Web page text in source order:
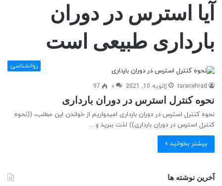
آیا استرس در دوران
بارداری طبیعی است
روانشناسی
taranehrad ژانویه 10, 2021 ۰ 97
نحوه کنترل استرس در دوران بارداری
نحوه کنترل استرس در دوران بارداری امیدواریم از خواندن این مطلب، ((نحوه
کنترل استرس در دوران بارداری)) لذت ببرید و…
بیشتر بخوانید »
آخرین نوشته ها